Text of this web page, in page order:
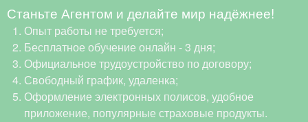
Станьте Агентом и делайте мир надёжнее!
Опыт работы не требуется;
Бесплатное обучение онлайн - 3 дня;
Официальное трудоустройство по договору;
Свободный график, удаленка;
Оформление электронных полисов, удобное
приложение, популярные страховые продукты.